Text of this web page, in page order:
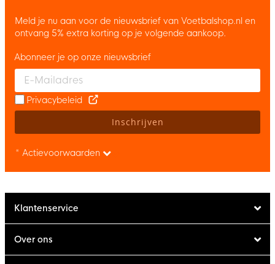
Meld je nu aan voor de nieuwsbrief van Voetbalshop.nl en
ontvang 5% extra korting op je volgende aankoop.
Enter your email and accept the privacy policy to subscribe to
Abonneer je op onze nieuwsbrief
Privacybeleid
Inschrijven
* Actievoorwaarden
Klantenservice
Over ons